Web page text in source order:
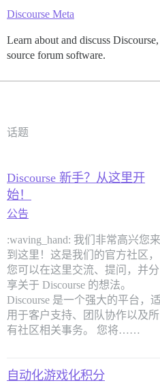
Discourse Meta
Learn about and discuss
source forum software.
话题
Discourse 新手？从这里开
始！
公告
:waving_hand: 我们非常高兴您来
到这里！这是我们的官方社区，
您可以在这里交流、提问，并分
享关于 Discourse 的想法。
Discourse 是一个强大的平台，
用于客户支持、团队协作以及所
有社区相关事务。 您将……
自动化游戏化积分